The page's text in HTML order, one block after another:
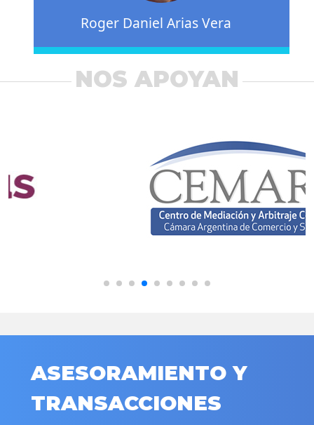
Roger Daniel Arias Vera
NOS APOYAN
ASESORAMIENTO Y
TRANSACCIONES